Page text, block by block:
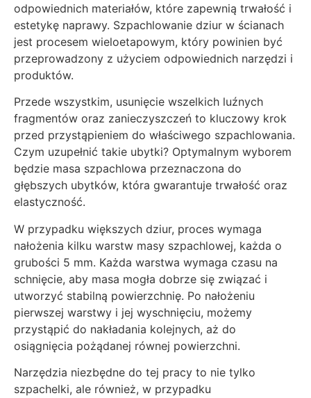
odpowiednich materiałów, które zapewnią trwałość i
estetykę naprawy. Szpachlowanie dziur w ścianach
jest procesem wieloetapowym, który powinien być
przeprowadzony z użyciem odpowiednich narzędzi i
produktów.
Przede wszystkim, usunięcie wszelkich luźnych
fragmentów oraz zanieczyszczeń to kluczowy krok
przed przystąpieniem do właściwego szpachlowania.
Czym uzupełnić takie ubytki? Optymalnym wyborem
będzie masa szpachlowa przeznaczona do
głębszych ubytków, która gwarantuje trwałość oraz
elastyczność.
W przypadku większych dziur, proces wymaga
nałożenia kilku warstw masy szpachlowej, każda o
grubości 5 mm. Każda warstwa wymaga czasu na
schnięcie, aby masa mogła dobrze się związać i
utworzyć stabilną powierzchnię. Po nałożeniu
pierwszej warstwy i jej wyschnięciu, możemy
przystąpić do nakładania kolejnych, aż do
osiągnięcia pożądanej równej powierzchni.
Narzędzia niezbędne do tej pracy to nie tylko
szpachelki, ale również, w przypadku